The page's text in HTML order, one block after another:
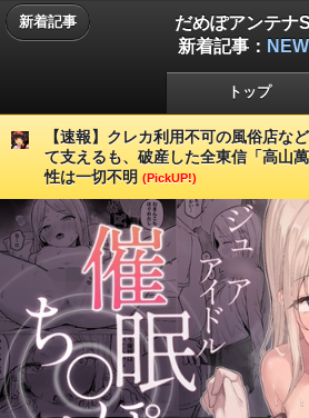
新着記事
だめぽアンテナ
新着記事：
トップ
【速報】クレカ利用不可の風俗店な
て支えるも、破産した全東信「高山
性は一切不明 (PickUP!)